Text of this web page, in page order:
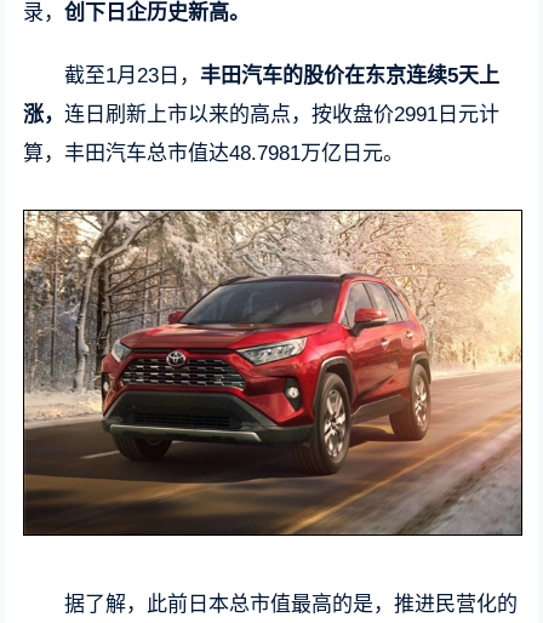
录，创下日企历史新高。
截至1月23日，丰田汽车的股价在东京连续5天上
涨，连日刷新上市以来的高点，按收盘价2991日元计
算，丰田汽车总市值达48.7981万亿日元。
据了解，此前日本总市值最高的是，推进民营化的